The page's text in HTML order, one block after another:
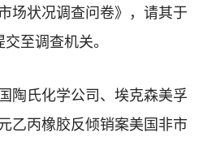
场状况调查问卷》，请其于
至调查机关。
陶氏化学公司、埃克森美孚
乙丙橡胶反倾销案美国非市